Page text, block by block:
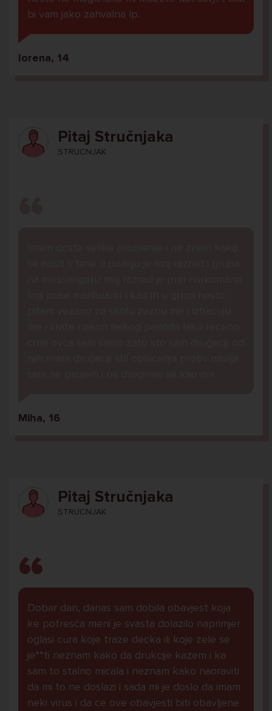
bi vam jako zahvalna lp.
lorena, 14
Pitaj Stručnjaka
STRUCNJAK
Miha, 16
Pitaj Stručnjaka
STRUCNJAK
Dobar dan, danas sam dobila obavjest koja
ke potresča meni je svasta dolazilo naprimjer
oglasi cura koje traze decka ili koje zele se
je**ti neznam kako da drukcije kazem i ka
sam to stalno micala i neznam kako naoraviti
da mi to ne doslazi i sada mi je doslo da imam
neki virus i da ce ove obavjesti biti obavljene